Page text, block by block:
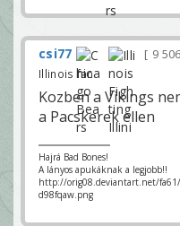
csi77 9 506
Illinois fan
Kozben a Vikings
a Pacskerek ellen
Hajrá Bad Bones!
A lányos apukáknak a legjobb!!
http://orig08.deviantart.net/
d98fqaw.png